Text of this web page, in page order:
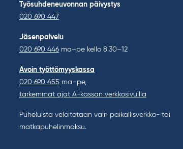
Työsuhdeneuvonnan päivystys
020 690 447
Jäsenpalvelu
020 690 446 ma–pe kello 8.30–12
Avoin työttömyyskassa
020 690 455 ma–pe,
tarkemmat ajat A-kassan verkkosivuilla
Puheluista veloitetaan vain paikallisverkko- tai
matkapuhelinmaksu.